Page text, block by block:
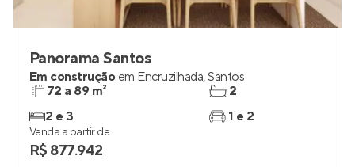
Panorama Santos
Em construção em Encruzilhada,Santos
72 a 89 m²
2 e 3
2
1 e 2
Venda a partir de
R$ 877.942